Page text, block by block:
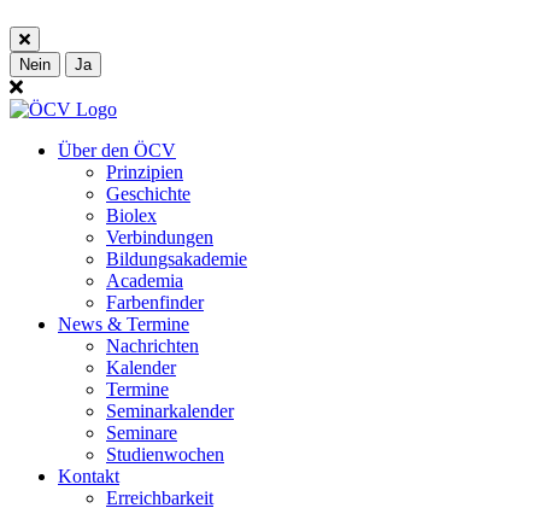
Nein Ja
Über den ÖCV
Prinzipien
Geschichte
Biolex
Verbindungen
Bildungsakademie
Academia
Farbenfinder
News & Termine
Nachrichten
Kalender
Termine
Seminarkalender
Seminare
Studienwochen
Kontakt
Erreichbarkeit